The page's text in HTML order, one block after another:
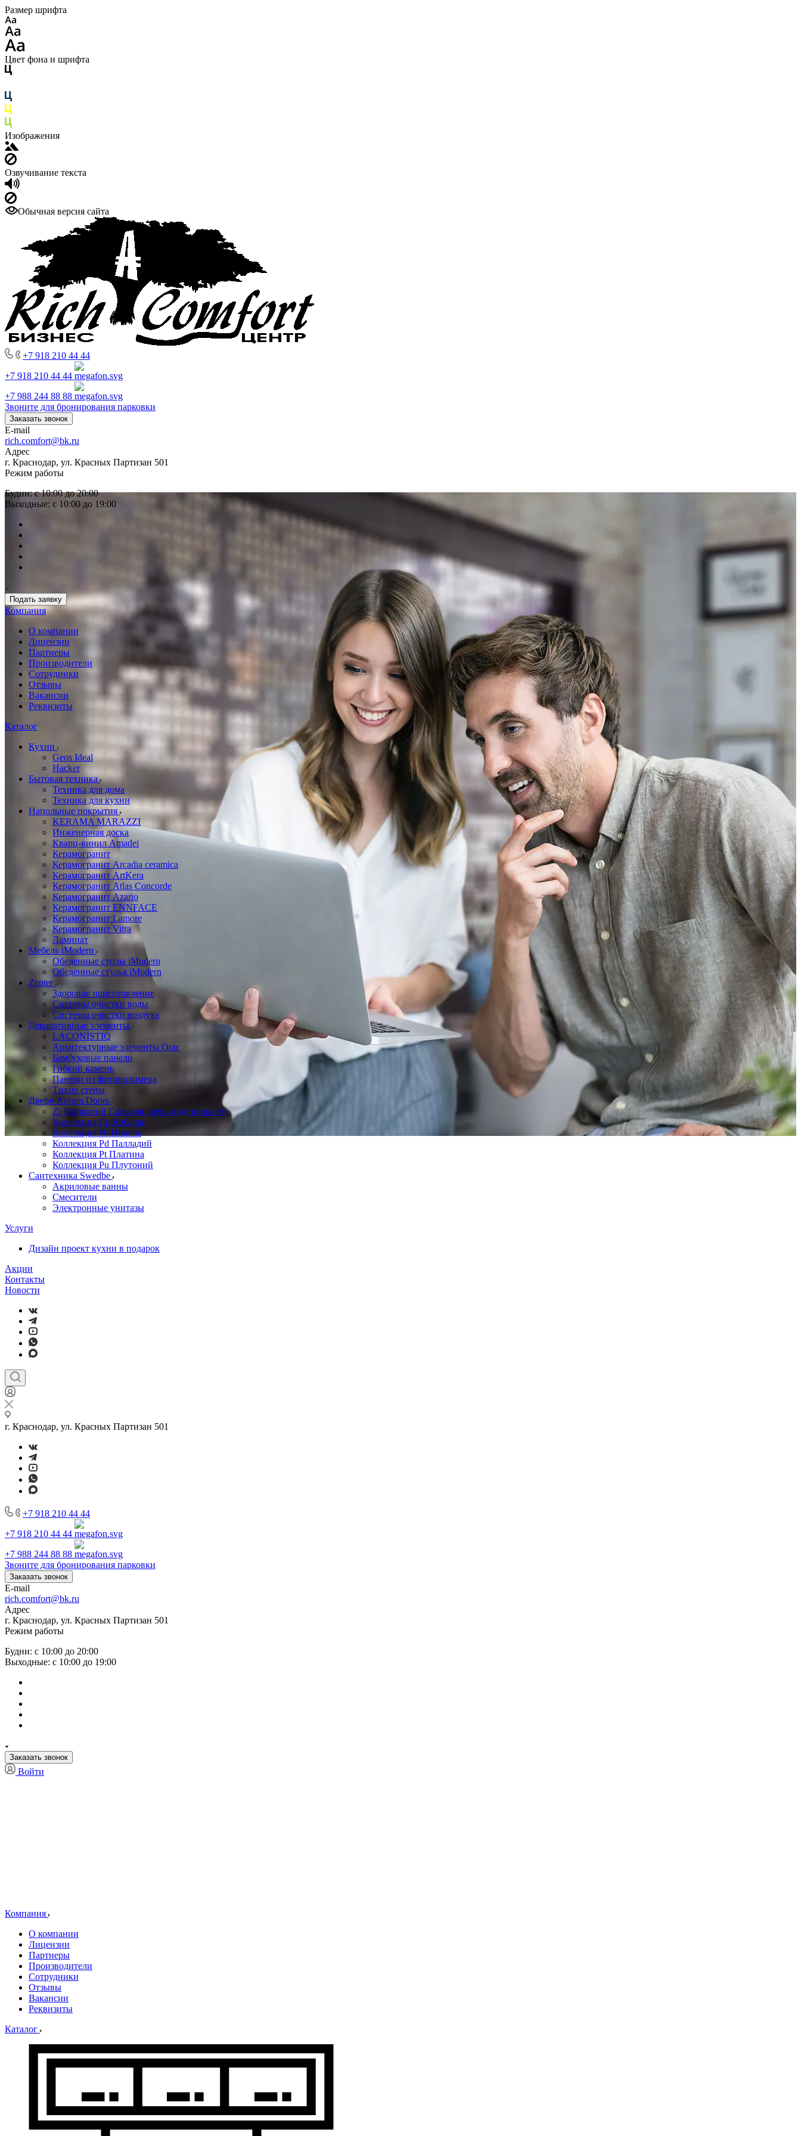
Размер шрифта
Цвет фона и шрифта
Изображения
Озвучивание текста
Обычная версия сайта
+7 918 210 44 44
+7 918 210 44 44
+7 988 244 88 88
Звоните для бронирования парковки
Заказать звонок
E-mail
rich.comfort@bk.ru
Адрес
г. Краснодар, ул. Красных Партизан 501
Режим работы
Будни: с 10:00 до 20:00
Выходные: с 10:00 до 19:00
Подать заявку
Компания
О компании
Лицензии
Партнеры
Производители
Сотрудники
Отзывы
Вакансии
Реквизиты
Каталог
Кухни
Geos Ideal
Hacker
Бытовая техника
Техника для дома
Техника для кухни
Напольные покрытия
KERAMA MARAZZI
Инженерная доска
Кварц-винил Amadei
Керамогранит
Керамогранит Arcadia ceramica
Керамогранит ArtKera
Керамогранит Atlas Concorde
Керамогранит Azario
Керамогранит ENNFACE
Керамогранит Lamore
Керамогранит Vitra
Ламинат
Мебель iModern
Обеденные столы iModern
Обеденные стулья iModern
Zepter
Здоровое приготовление
Системы очистки воды
Системы очистки воздуха
Декоративные элементы
LACONISTIQ
Архитектурные элементы Orac
Бамбуковые панели
Гибкий камень
Панели из фитополимера
Тихие стены
Двери Aurum Doors
Zr Цирконий Скрытая дверь под покраску
Коллекция Co Кобальт
Коллекция Ni Никель
Коллекция Pd Палладий
Коллекция Pt Платина
Коллекция Pu Плутоний
Сантехника Swedbe
Акриловые ванны
Смесители
Электронные унитазы
Услуги
Дизайн проект кухни в подарок
Акции
Контакты
Новости
г. Краснодар, ул. Красных Партизан 501
+7 918 210 44 44
+7 918 210 44 44
+7 988 244 88 88
Звоните для бронирования парковки
Заказать звонок
E-mail
rich.comfort@bk.ru
Адрес
г. Краснодар, ул. Красных Партизан 501
Режим работы
Будни: с 10:00 до 20:00
Выходные: с 10:00 до 19:00
Заказать звонок
Войти
Компания
О компании
Лицензии
Партнеры
Производители
Сотрудники
Отзывы
Вакансии
Реквизиты
Каталог